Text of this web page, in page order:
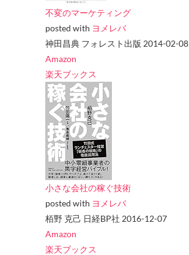
不変のマーケティング
posted with ヨメレバ
神田昌典 フォレスト出版 2014-02-08
Amazon
楽天ブックス
小さな会社の稼ぐ技術
posted with ヨメレバ
栢野 克己 日経BP社 2016-12-07
Amazon
楽天ブックス